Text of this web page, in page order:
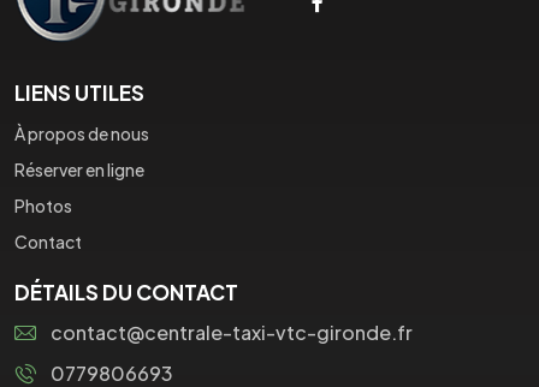
LIENS UTILES
À propos de nous
Réserver en ligne
Photos
Contact
DÉTAILS DU CONTACT
contact@centrale-taxi-vtc-gironde.fr
0779806693